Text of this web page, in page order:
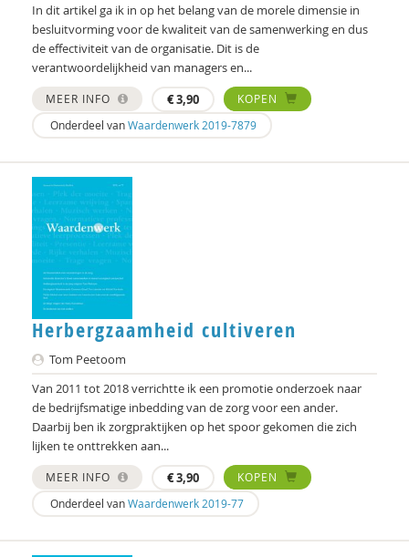
Ben van Remmerden
Jacco van Uden
Eric van der Vet
Wiel Veugelers
Joost Vos
Marjoleine Vosselman
Jean Pierre Wilken
Bart Willemsen
Yanaika Zomer
J. de Zwaan
In dit artikel ga ik in op het belang van de morele dimensie in
besluitvorming voor de kwaliteit van de samenwerking en dus
de effectiviteit van de organisatie. Dit is de
verantwoordelijkheid van managers en...
MEER INFO €3,90
KOPEN
Onderdeel vanWaardenwerk 2019-7879
Herbergzaamheid cultiveren
Tom Peetoom
Van 2011 tot 2018 verrichtte ik een promotie onderzoek naar
de bedrijfsmatige inbedding van de zorg voor een ander.
Daarbij ben ik zorgpraktijken op het spoor gekomen die zich
lijken te onttrekken aan...
MEER INFO €3,90
KOPEN
Onderdeel vanWaardenwerk 2019-77